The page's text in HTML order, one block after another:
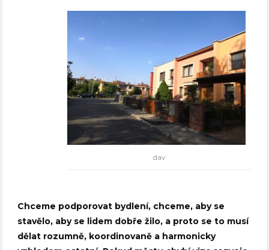
dav
Chceme podporovat bydlení, chceme, aby se
stavělo, aby se lidem dobře žilo, a proto se to musí
dělat rozumně, koordinovaně a harmonicky